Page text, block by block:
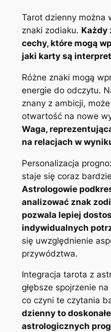
Tarot dzienny można
znaki zodiaku. Każdy
cechy, które mogą
jaki karty są
Różne znaki mogą
energie do odczytu.
znany z ambicji,
otwartość na nowe
Waga,
na relacjach w
Personalizacja
staje się coraz
Astrologowie
analizować znak
pozwala lepiej
indywidualnych
się uwzględnienie
przywództwa.
Integracja tarota z
głębsze spojrzenie
co czyni te czytania
dzienny to
astrologicznych